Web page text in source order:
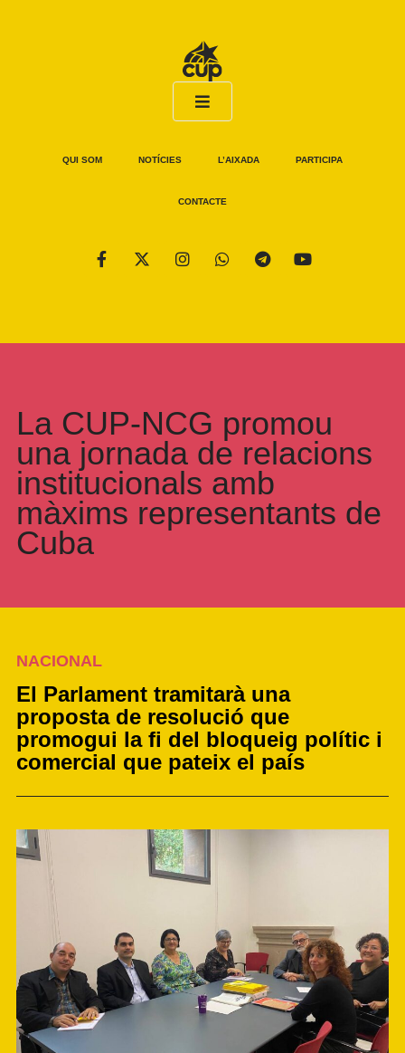
QUI SOM NOTÍCIES L’AIXADA PARTICIPA
CONTACTE
La CUP-NCG promou
una jornada de relacions
institucionals amb
màxims representants de
Cuba
NACIONAL
El Parlament tramitarà una
proposta de resolució que
promogui la fi del bloqueig polític i
comercial que pateix el país